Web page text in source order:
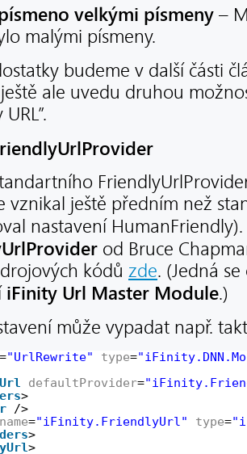
velkými písmeny –
malými písmeny.
budeme v další části
ale uvedu druhou
vznikal ještě předním než
nastavení
od Bruce
kódů zde. (Jedná
iFinity Url Master Module.)
může vypadat např.
="UrlRewrite" type=
defaultProvider=
>
/>
name="iFinity.FriendlyUrl" type=
>
>